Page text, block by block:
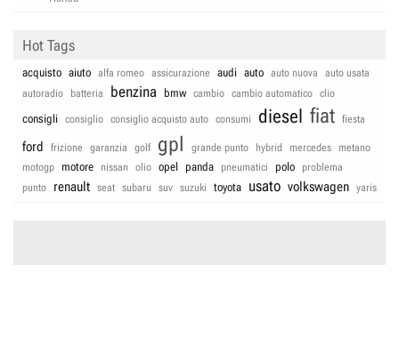
Hot Tags
acquisto aiuto alfa romeo assicurazione audi auto auto nuova
auto usata
autoradio
batteria benzina bmw cambio cambio automatico clio
consigli consiglio consiglio acquisto auto consumi diesel fiat fiesta
ford frizione garanzia golf gpl grande punto hybrid mercedes
metano
motogp
motore nissan olio opel panda pneumatici polo
problema
punto
renault seat subaru suv suzuki toyota usato volkswagen yaris